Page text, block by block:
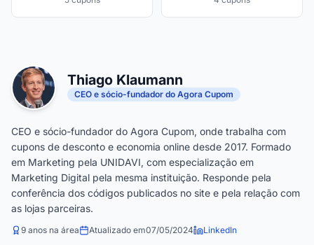
Thiago Klaumann
CEO e sócio-fundador do Agora Cupom
CEO e sócio-fundador do Agora Cupom, onde trabalha com
cupons de desconto e economia online desde 2017. Formado
em Marketing pela UNIDAVI, com especialização em
Marketing Digital pela mesma instituição. Responde pela
conferência dos códigos publicados no site e pela relação com
as lojas parceiras.
9 anos na área Atualizado em07/05/2024 LinkedIn